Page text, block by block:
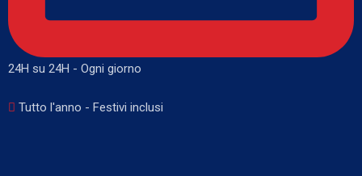
24H su 24H - Ogni giorno
Tutto l'anno - Festivi inclusi